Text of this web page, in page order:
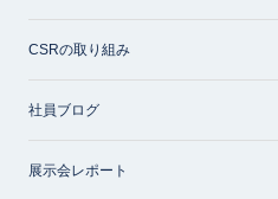
CSRの取り組み
社員ブログ
展示会レポート